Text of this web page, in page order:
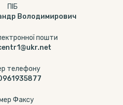
ПІБ
Володимирович
пошти
телефону
Факсу